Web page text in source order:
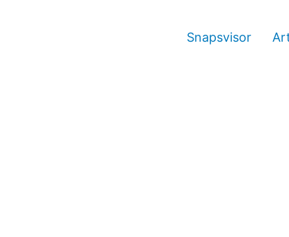
Snapsvisor